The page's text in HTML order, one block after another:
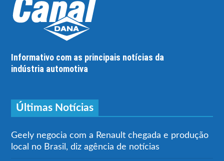
Informativo com as principais notícias da
indústria automotiva
Últimas Notícias
Geely negocia com a Renault chegada e produção
local no Brasil, diz agência de notícias